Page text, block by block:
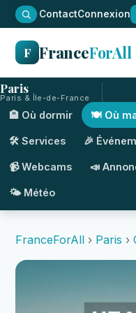
·ContactConnexion
F FranceForAll
Paris
Paris & Île-de-France
🏨 Où dormir 🍽️ Où
🛠️ Services 🎉
📹 Webcams 📣
🌤️ Météo
FranceForAll › Paris ›